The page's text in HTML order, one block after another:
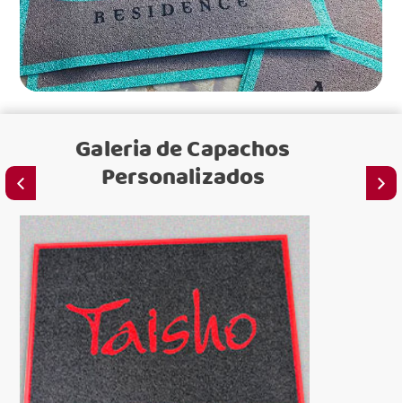
Galeria deCapachos
Personalizados